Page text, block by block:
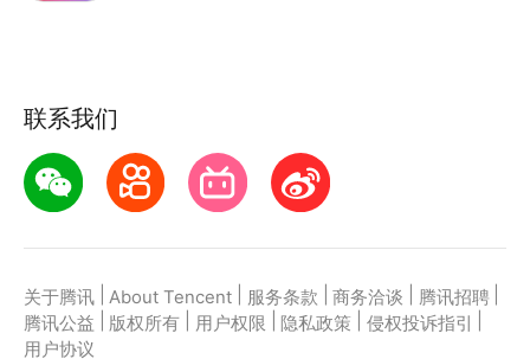
联系我们
关于腾讯 About Tencent 服务条款 商务洽谈 腾讯招聘
腾讯公益
版权所有 用户权限 隐私政策 侵权投诉指引
用户协议